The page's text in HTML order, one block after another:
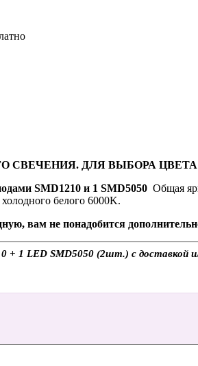
СВЕЧЕНИЯ. ДЛЯ ВЫБОРА
SMD1210 и 1 SMD5050 Общая
белого 6000K.
вам не понадобится
+ 1 LED SMD5050 (2шт.) с доставкой